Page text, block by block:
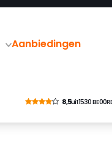
Aanbiedingen
8,5uit1530